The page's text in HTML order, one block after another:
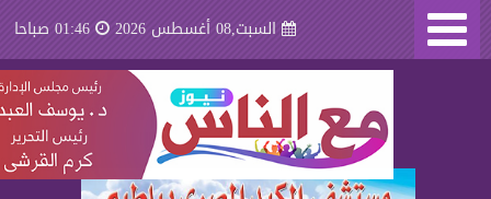
السبت,08 أغسطس 2026 01:46 صباحا